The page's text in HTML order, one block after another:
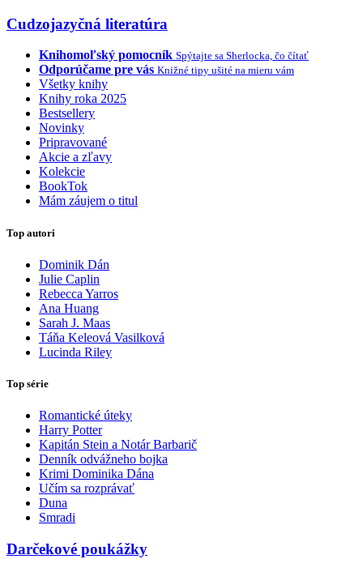
Cudzojazyčná literatúra
Knihomoľský pomocník Spýtajte sa Sherlocka, čo čítať
Odporúčame pre vás Knižné tipy ušité na mieru vám
Všetky knihy
Knihy roka 2025
Bestsellery
Novinky
Pripravované
Akcie a zľavy
Kolekcie
BookTok
Mám záujem o titul
Top autori
Dominik Dán
Julie Caplin
Rebecca Yarros
Ana Huang
Sarah J. Maas
Táňa Keleová Vasilková
Lucinda Riley
Top série
Romantické úteky
Harry Potter
Kapitán Stein a Notár Barbarič
Denník odvážneho bojka
Krimi Dominika Dána
Učím sa rozprávať
Duna
Smradi
Darčekové poukážky